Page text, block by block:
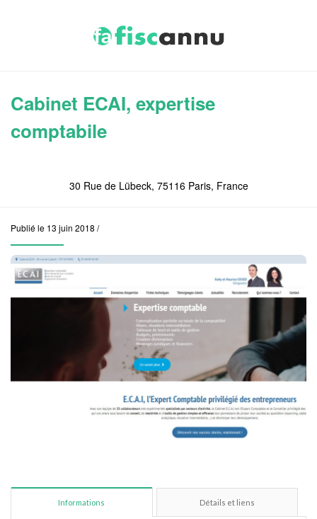
Cabinet ECAI, expertise
comptabile
30 Rue de Lübeck, 75116 Paris, France
Publié le 13 juin 2018 /
Informations Détails et liens